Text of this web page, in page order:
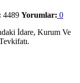
4489 Yorumlar: 0
İdare, Kurum Ve